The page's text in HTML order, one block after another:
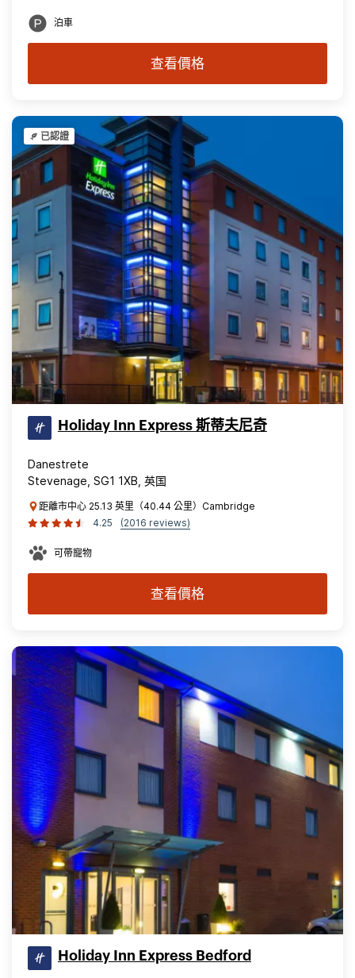
泊車
查看價格
已認證
Holiday Inn Express 斯蒂夫尼奇
Danestrete
Stevenage, SG1 1XB, 英国
距離市中心 25.13 英里（40.44 公里）Cambridge
4.25
(2016 reviews)
可帶寵物
查看價格
Holiday Inn Express Bedford